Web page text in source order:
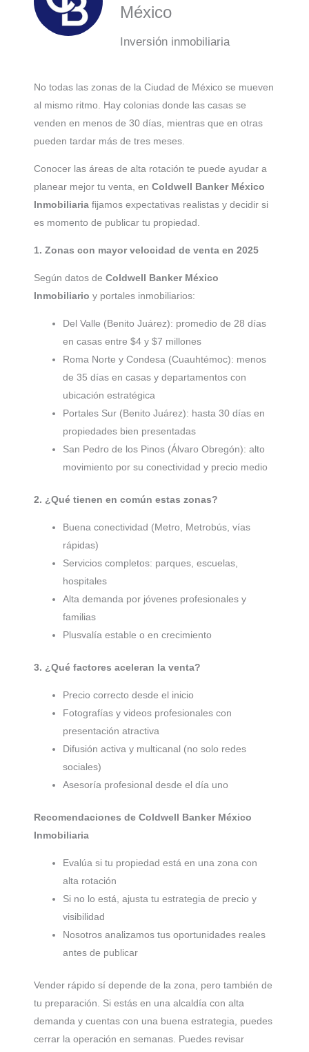
México
Inversión inmobiliaria
No todas las zonas de la Ciudad de México se mueven
al mismo ritmo. Hay colonias donde las casas se
venden en menos de 30 días, mientras que en otras
pueden tardar más de tres meses.
Conocer las áreas de alta rotación te puede ayudar a
planear mejor tu venta, en Coldwell Banker México
Inmobiliaria fijamos expectativas realistas y decidir si
es momento de publicar tu propiedad.
1. Zonas con mayor velocidad de venta en 2025
Según datos de Coldwell Banker México
Inmobiliario y portales inmobiliarios:
Del Valle (Benito Juárez): promedio de 28 días
en casas entre $4 y $7 millones
Roma Norte y Condesa (Cuauhtémoc): menos
de 35 días en casas y departamentos con
ubicación estratégica
Portales Sur (Benito Juárez): hasta 30 días en
propiedades bien presentadas
San Pedro de los Pinos (Álvaro Obregón): alto
movimiento por su conectividad y precio medio
2. ¿Qué tienen en común estas zonas?
Buena conectividad (Metro, Metrobús, vías
rápidas)
Servicios completos: parques, escuelas,
hospitales
Alta demanda por jóvenes profesionales y
familias
Plusvalía estable o en crecimiento
3. ¿Qué factores aceleran la venta?
Precio correcto desde el inicio
Fotografías y videos profesionales con
presentación atractiva
Difusión activa y multicanal (no solo redes
sociales)
Asesoría profesional desde el día uno
Recomendaciones de Coldwell Banker México
Inmobiliaria
Evalúa si tu propiedad está en una zona con
alta rotación
Si no lo está, ajusta tu estrategia de precio y
visibilidad
Nosotros analizamos tus oportunidades reales
antes de publicar
Vender rápido sí depende de la zona, pero también de
tu preparación. Si estás en una alcaldía con alta
demanda y cuentas con una buena estrategia, puedes
cerrar la operación en semanas. Puedes revisar